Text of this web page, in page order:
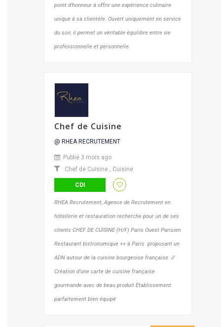
point d’honneur à offrir une expérience culinaire
unique à sa clientèle. Ouvert uniquement en service
du soir, il permet un véritable équilibre entre vie
professionnelle et personnelle.
Chef de Cuisine
@ RHEA RECRUTEMENT
Publié 3 mois ago
Chef de Cuisine , Cuisine
CDI
RHEA Recrutement, Agence de Recrutement en
hôtellerie et restauration recherche pour un de ses
clients CHEF DE CUISINE (H/F) Paris Ouest Parisien
Restaurant bistronomique ++ à Paris proposant un
ADN autour de la cuisine bourgeoise française //
Création d’une carte de cuisine française
gourmande avec de beau produit Etablissement
parfaitement bien équipé